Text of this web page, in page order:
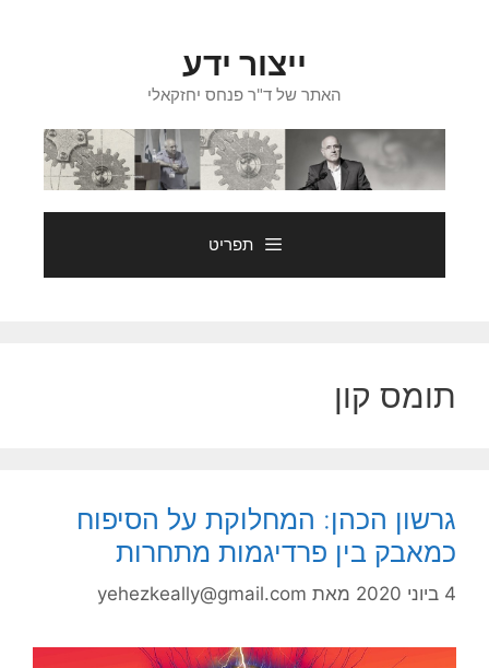
ייצור ידע
האתר של ד"ר פנחס יחזקאלי
תפריט
תומס קון
גרשון הכהן: המחלוקת על הסיפוח
כמאבק בין פרדיגמות מתחרות
4 ביוני 2020 מאת yehezkeally@gmail.com